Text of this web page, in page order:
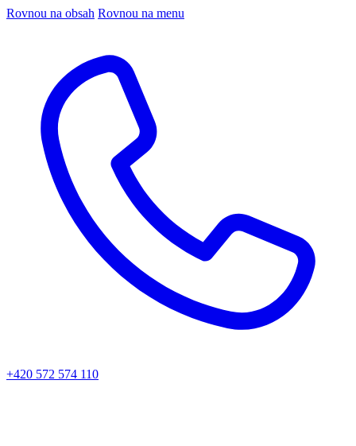
Rovnou na obsah Rovnou na menu
+420 572 574 110